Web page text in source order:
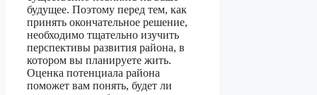
будущее. Поэтому перед тем, как
принять окончательное решение,
необходимо тщательно изучить
перспективы развития района, в
котором вы планируете жить.
Оценка потенциала района
поможет вам понять, будет ли